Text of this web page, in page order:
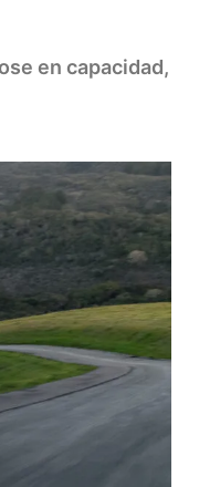
en capacidad,